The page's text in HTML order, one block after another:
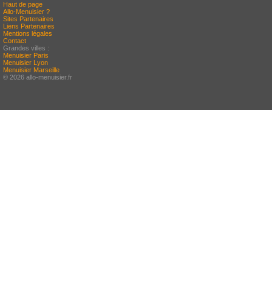
Haut de page
Allo-Menuisier ?
Sites Partenaires
Liens Partenaires
Mentions légales
Contact
Grandes villes :
Menuisier Paris
Menuisier Lyon
Menuisier Marseille
© 2026 allo-menuisier.fr